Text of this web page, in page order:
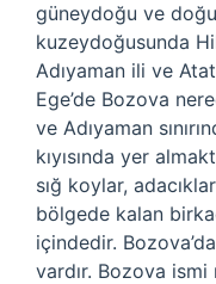
güneydoğu ve
kuzeydoğusunda
Adıyaman ili ve
Ege’de Bozova
ve Adıyaman
kıyısında yer
sığ koylar,
bölgede kalan
içindedir.
vardır. Bozova